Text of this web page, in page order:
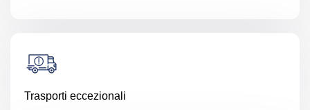
Trasporti eccezionali